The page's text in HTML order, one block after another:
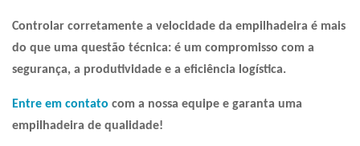
Controlar corretamente a velocidade da empilhadeira é mais
do que uma questão técnica: é um compromisso com a
segurança, a produtividade e a eficiência logística.
Entre em contato com a nossa equipe e garanta uma
empilhadeira de qualidade!